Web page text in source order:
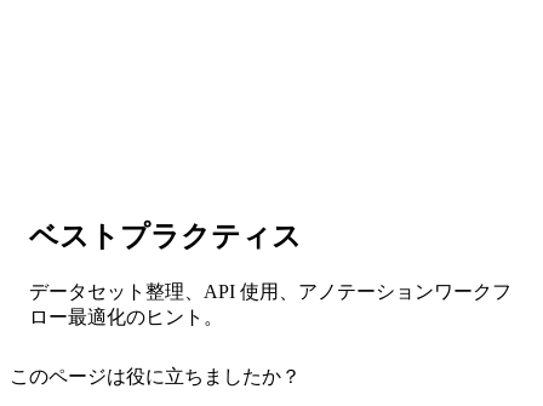
ベストプラクティス
データセット整理、API 使用、アノテーションワークフ
ロー最適化のヒント。
このページは役に立ちましたか？